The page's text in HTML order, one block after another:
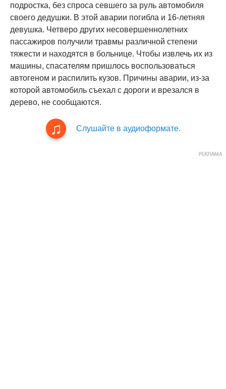
подростка, без спроса севшего за руль автомобиля
своего дедушки. В этой аварии погибла и 16-летняя
девушка. Четверо других несовершеннолетних
пассажиров получили травмы различной степени
тяжести и находятся в больнице. Чтобы извлечь их из
машины, спасателям пришлось воспользоваться
автогеном и распилить кузов. Причины аварии, из-за
которой автомобиль съехал с дороги и врезался в
дерево, не сообщаются.
Слушайте в аудиоформате.